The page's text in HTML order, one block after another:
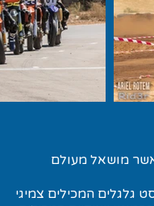
מושאל מעולם
גלגלים המכילים צמיגי